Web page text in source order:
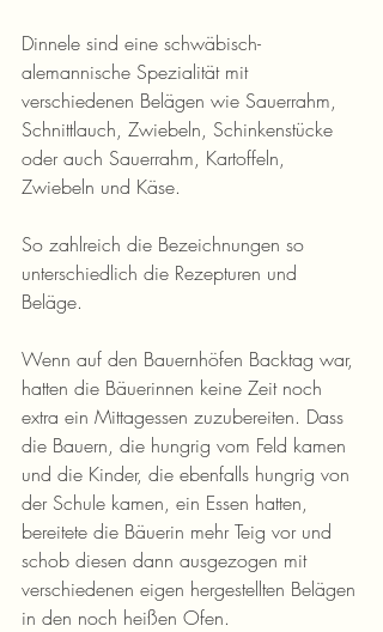
Dinnele sind eine schwäbisch-
alemannische Spezialität mit
verschiedenen Belägen wie Sauerrahm,
Schnittlauch, Zwiebeln, Schinkenstücke
oder auch Sauerrahm, Kartoffeln,
Zwiebeln und Käse.
So zahlreich die Bezeichnungen so
unterschiedlich die Rezepturen und
Beläge.
Wenn auf den Bauernhöfen Backtag war,
hatten die Bäuerinnen keine Zeit noch
extra ein Mittagessen zuzubereiten. Dass
die Bauern, die hungrig vom Feld kamen
und die Kinder, die ebenfalls hungrig von
der Schule kamen, ein Essen hatten,
bereitete die Bäuerin mehr Teig vor und
schob diesen dann ausgezogen mit
verschiedenen eigen hergestellten Belägen
in den noch heißen Ofen.